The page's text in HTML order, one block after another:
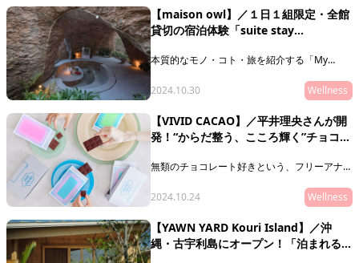
Forestgate Daikanyama TENOHA棟 CIRTY
CAFEにて開催。
【maison owl】／１日１組限定・全館
貸切の宿泊体験「suite stay
本質的なモノ・コト・旅を紹介する「My
り、１日１組限定の「suite stay
experience（スイートステイエクスペリエン
「maison owl（メゾンアウル）」をご紹介し
ます。
2024.10.30 Wellness
【VIVID CACAO】／平井理央さんが開
発！“からだ整う、こころ輝く”チョコレ
無類のチョコレート好きという、フリーアナウ
しいビーントゥバーチョコレート「VIVID
CACAO（ビビッド カカオ）」が誕生。
ECサイトにて発売します。
2024.10.24 Wellness
【YAWN YARD Kouri Island】／沖
縄・古宇利島にオープン！「泊まれる